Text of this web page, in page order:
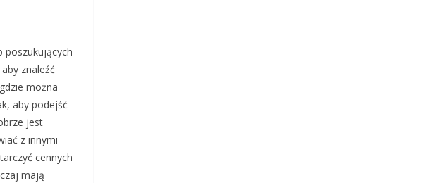
poszukujących
znaleźć
można
aby podejść
jest
z innymi
cennych
mają